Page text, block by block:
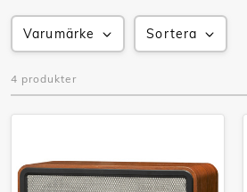
Varumärke Sortera
4 produkter